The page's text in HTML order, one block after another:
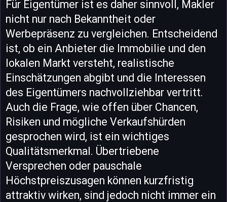
Für Eigentümer ist es daher sinnvoll, Makler
nicht nur nach Bekanntheit oder
Werbepräsenz zu vergleichen. Entscheidend
ist, ob ein Anbieter die Immobilie und den
lokalen Markt versteht, realistische
Einschätzungen abgibt und die Interessen
des Eigentümers nachvollziehbar vertritt.
Auch die Frage, wie offen über Chancen,
Risiken und mögliche Verkaufshürden
gesprochen wird, ist ein wichtiges
Qualitätsmerkmal. Übertriebene
Versprechen oder pauschale
Höchstpreiszusagen können kurzfristig
attraktiv wirken, sind jedoch nicht immer ein